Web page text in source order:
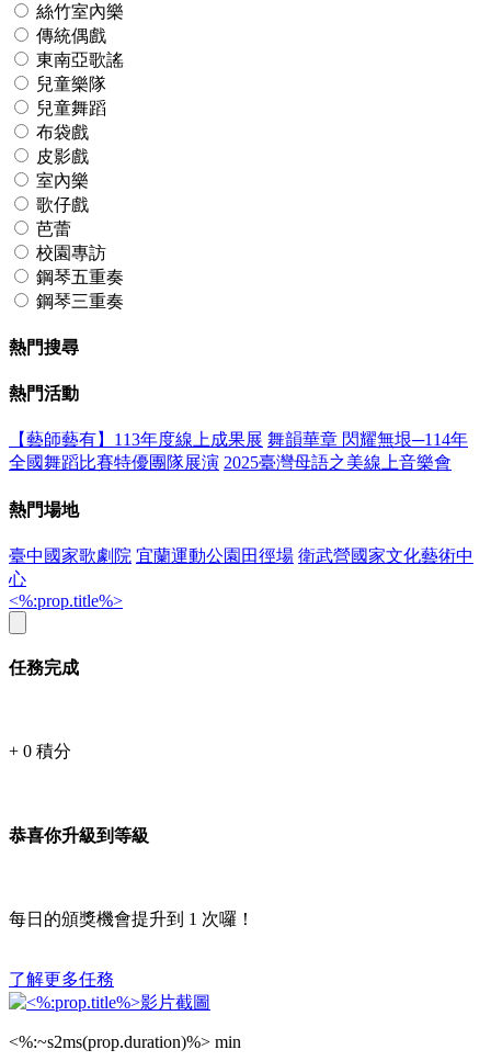
絲竹室內樂
傳統偶戲
東南亞歌謠
兒童樂隊
兒童舞蹈
布袋戲
皮影戲
室內樂
歌仔戲
芭蕾
校園專訪
鋼琴五重奏
鋼琴三重奏
熱門搜尋
熱門活動
【藝師藝有】113年度線上成果展 舞韻華章 閃耀無垠─114年
全國舞蹈比賽特優團隊展演 2025臺灣母語之美線上音樂會
熱門場地
臺中國家歌劇院 宜蘭運動公園田徑場 衛武營國家文化藝術中
心
<%:prop.title%>
任務完成
+ 0 積分
恭喜你升級到等級
每日的頒獎機會提升到 1 次囉！
了解更多任務
<%:~s2ms(prop.duration)%> min